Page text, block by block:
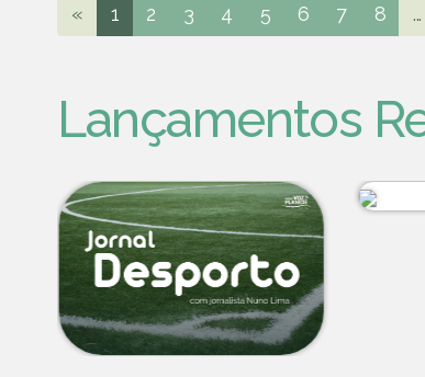
« 1 2 3 4 5 6 7 8 ...
Lançamentos